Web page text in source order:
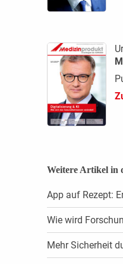
Weitere Artikel
App auf Rezept:
Wie wird
Mehr Sicherheit